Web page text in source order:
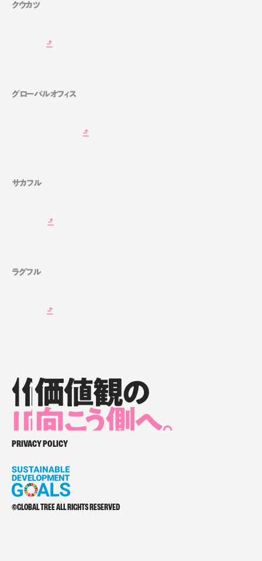
クウカツ
グローバルオフィス
サカフル
ラグフル
価値観の
向 こう側へ。
価値観の
向こう側へ。
価値観の
向こう側へ。
価値観の向こう側へ。
PRIVACY POLICY
©GLOBAL TREE ALL RIGHTS RESERVED